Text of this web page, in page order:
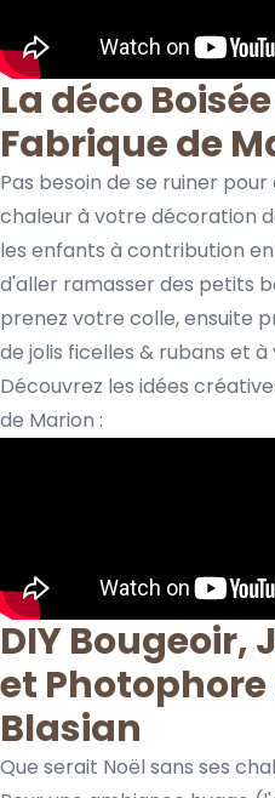
La déco
Fabrique de
Pas besoin de se ruiner
chaleur à votre décoration
les enfants à contribution
d'aller ramasser des petits
prenez votre colle, ensuite
de jolis ficelles & rubans et
Découvrez les idées
de Marion :
DIY Bougeoir,
et
Blasian
Que serait Noël sans ses